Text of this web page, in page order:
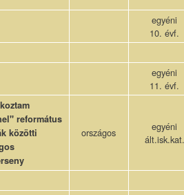
egyéni
10. évf.
egyéni
11. évf.
református
közötti
országos
egyéni
ált.isk.kat.